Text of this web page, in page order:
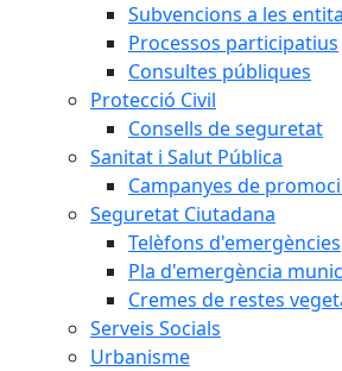
Subvencions a les
Processos participatius
Consultes públiques
Protecció Civil
Consells de seguretat
Sanitat i Salut Pública
Campanyes de
Seguretat Ciutadana
Telèfons d'emergències
Pla d'emergència
Cremes de restes
Serveis Socials
Urbanisme